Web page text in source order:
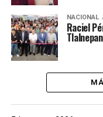
NACIONAL
Raciel